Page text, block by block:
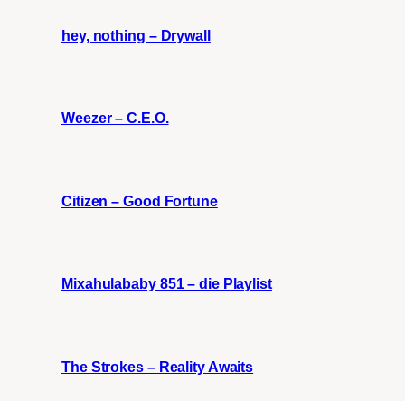
hey, nothing – Drywall
Weezer – C.E.O.
Citizen – Good Fortune
Mixahulababy 851 – die Playlist
The Strokes – Reality Awaits